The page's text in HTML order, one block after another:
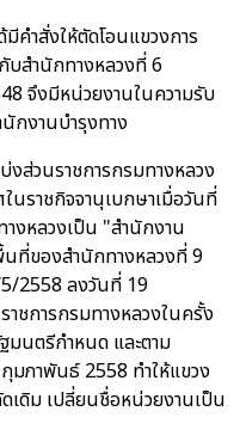
คำสั่งให้ตัดโอนแขวงการ
สำนักทางหลวงที่ 6
จึงมีหน่วยงานในความรับ
กงานบำรุงทาง
งส่วนราชการกรมทางหลวง
นราชกิจจานุเบกษาเมื่อวันที่
งหลวงเป็น "สำนักงาน
ที่ของสำนักทางหลวงที่ 9
2558 ลงวันที่ 19
ชการกรมทางหลวงในครั้ง
มนตรีกำหนด และตาม
มภาพันธ์ 2558 ทำให้แขวง
เดิม เปลี่ยนชื่อหน่วยงานเป็น